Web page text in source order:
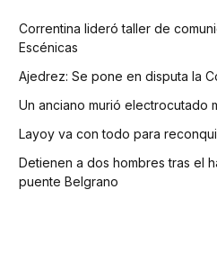
Correntina lideró taller de
Escénicas
Ajedrez: Se pone en disputa la
Un anciano murió electrocutado
Layoy va con todo para
Detienen a dos hombres tras el
puente Belgrano